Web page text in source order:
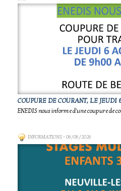
COUPURE DE COURANT, LE JEUDI
ENEDIS nous informe d'une coupure de
INFORMATIONS- 06/06/2026